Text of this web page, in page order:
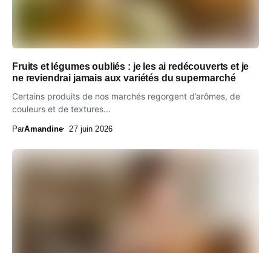
Fruits et légumes oubliés : je les ai redécouverts et je
ne reviendrai jamais aux variétés du supermarché
Certains produits de nos marchés regorgent d’arômes, de
couleurs et de textures...
ParAmandine 27 juin 2026